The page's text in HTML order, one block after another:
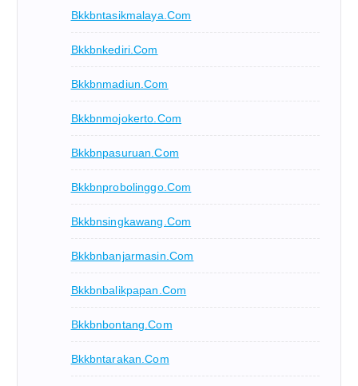
Bkkbntasikmalaya.com
Bkkbnkediri.com
Bkkbnmadiun.com
Bkkbnmojokerto.com
Bkkbnpasuruan.com
Bkkbnprobolinggo.com
Bkkbnsingkawang.com
Bkkbnbanjarmasin.com
Bkkbnbalikpapan.com
Bkkbnbontang.com
Bkkbntarakan.com